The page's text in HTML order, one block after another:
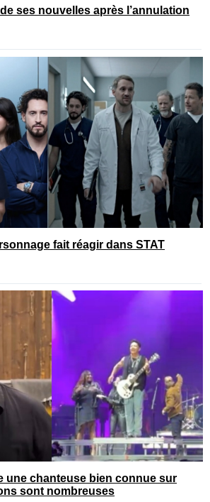
ses nouvelles après l’annulation
fait réagir dans STAT
une chanteuse bien connue sur
sont nombreuses